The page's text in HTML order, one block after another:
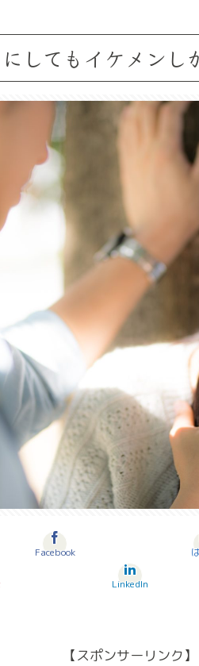
にしてもイケメン
Facebook
LinkedIn
【スポンサーリンク】